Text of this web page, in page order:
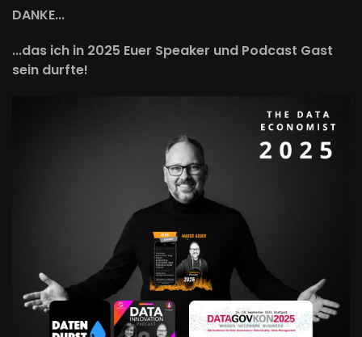
DANKE...
...das ich in 2025 Euer Speaker und Podcast Gast
sein durfte!